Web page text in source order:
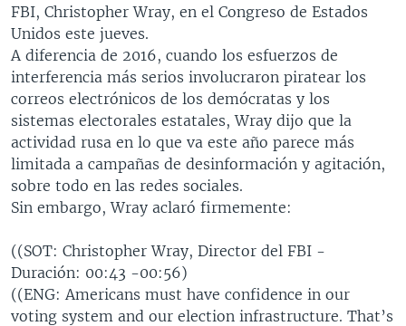
FBI, Christopher Wray, en el Congreso de Estados
Unidos este jueves.
A diferencia de 2016, cuando los esfuerzos de
interferencia más serios involucraron piratear los
correos electrónicos de los demócratas y los
sistemas electorales estatales, Wray dijo que la
actividad rusa en lo que va este año parece más
limitada a campañas de desinformación y agitación,
sobre todo en las redes sociales.
Sin embargo, Wray aclaró firmemente:
((SOT: Christopher Wray, Director del FBI -
Duración: 00:43 -00:56)
((ENG: Americans must have confidence in our
voting system and our election infrastructure. That’s